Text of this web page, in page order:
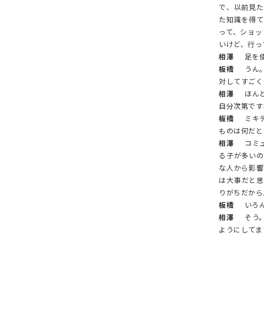
で、以前見
た知識を得
って、ショ
いけど、行
相澤
足を
板橋
うん
対してすご
相澤
ほん
自分次第です
板橋
ミキ
ものは何だと
相澤
コミ
る子が多い
な人から影
は大事だと
りがちだか
板橋
いろ
相澤
そう
ようにして